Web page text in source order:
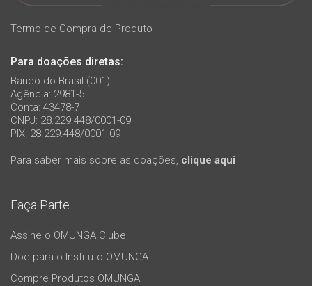
Termo de Compra de Produto
Para doações diretas:
Banco do Brasil (001)
Agência: 2981-5
Conta: 43478-7
CNPJ: 28.229.448/0001-09
PIX: 28.229.448/0001-09
Para saber mais sobre as doações, clique aqui
Faça Parte
Assine o OMUNGA Clube
Doe para o Instituto OMUNGA
Compre Produtos OMUNGA